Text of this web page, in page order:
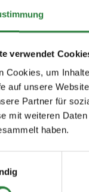
verwendet
Cookies, um
auf unsere
Partner für
mit weiteren
haben.
- Durch die Nennung
- Die unter
behördlicherseits mit
Ordnungsmaßnahme
Die aktuellen
Terratex 20x60 m,
Mi. vorm.: 1,2; nachm.: